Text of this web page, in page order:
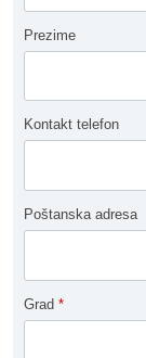
Prezime
Kontakt telefon
Poštanska adresa
Grad *